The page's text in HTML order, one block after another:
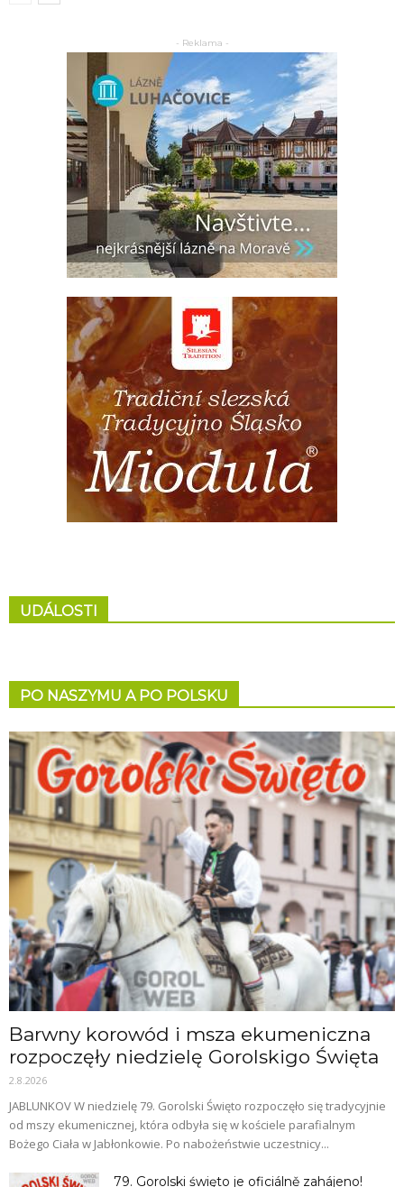
- Reklama -
UDÁLOSTI
PO NASZYMU A PO POLSKU
Barwny korowód i msza ekumeniczna
rozpoczęły niedzielę Gorolskigo Święta
2.8.2026
JABLUNKOV W niedzielę 79. Gorolski Święto rozpoczęło się tradycyjnie
od mszy ekumenicznej, która odbyła się w kościele parafialnym
Bożego Ciała w Jabłonkowie. Po nabożeństwie uczestnicy...
79. Gorolski święto je oficiálně zahájeno!